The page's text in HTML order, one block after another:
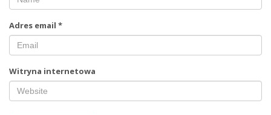
Adres email *
Witryna internetowa